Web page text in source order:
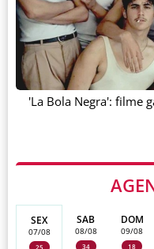
SEX
07/08
25
SAB
08/08
34
DOM
09/08
18
'La Bola Negra': filme